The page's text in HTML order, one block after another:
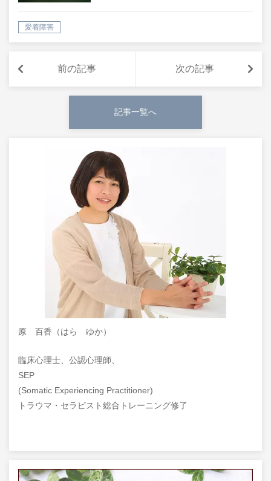
愛着障害
前の記事 次の記事
記事一覧へ
原 百香（はら ゆか）
臨床心理士、公認心理師、
SEP
(Somatic Experiencing Practitioner)
トラウマ・セラピスト総合トレーニング修了